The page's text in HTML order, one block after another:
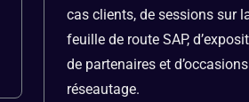
cas clients, de sessions sur
feuille de route SAP,
de partenaires et
réseautage.